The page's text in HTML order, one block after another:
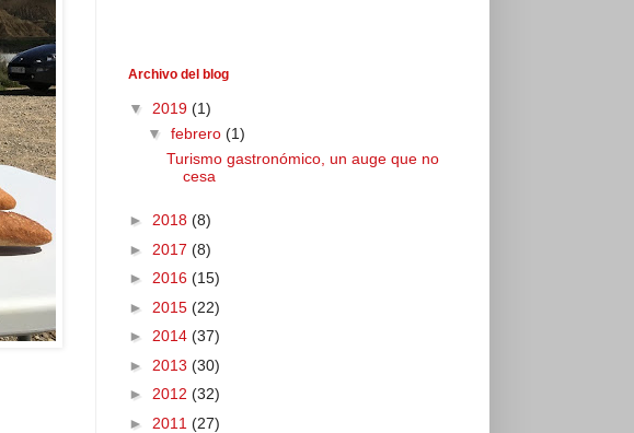
Archivo del blog
▼ 2019 (1)
▼ febrero (1)
Turismo gastronómico, un auge que no
cesa
► 2018 (8)
► 2017 (8)
► 2016 (15)
► 2015 (22)
► 2014 (37)
► 2013 (30)
► 2012 (32)
► 2011 (27)